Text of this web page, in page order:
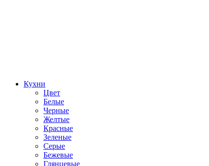
Кухни
Цвет
Белые
Черные
Желтые
Красные
Зеленые
Серые
Бежевые
Глянцевые